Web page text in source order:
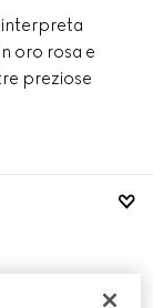
oro rosa e
preziose